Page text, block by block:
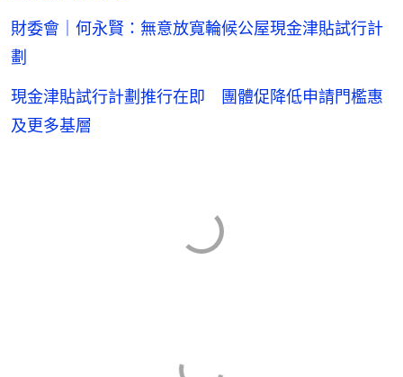
財委會｜何永賢：無意放寬輪候公屋現金津貼試行計
劃
現金津貼試行計劃推行在即 團體促降低申請門檻惠
及更多基層